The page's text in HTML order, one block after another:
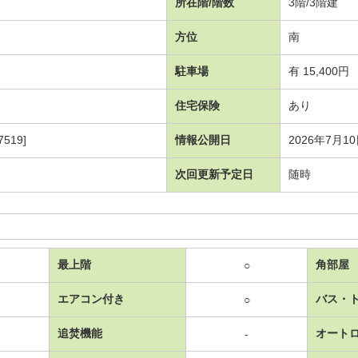
方位 南
駐車場 有 15,400円
住宅保険 あり
情報公開日 2026年7月10
次回更新予定日 随時
最上階 ○ 角部屋
エアコン付き ○ バス・
追焚機能 - オート